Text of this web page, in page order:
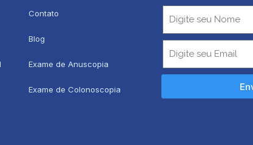
Contato
Blog
Exame de Anuscopia
Exame de Colonoscopia